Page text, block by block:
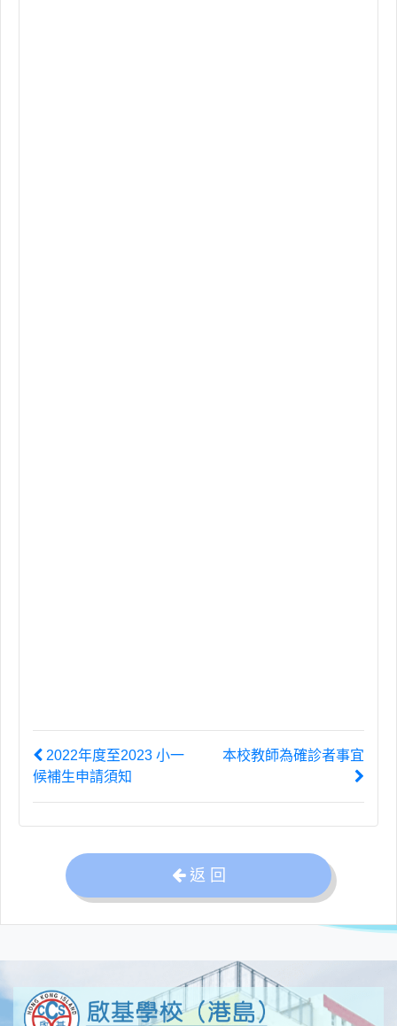
2022年度至2023 小一
候補生申請須知
本校教師為確診者事宜
返 回